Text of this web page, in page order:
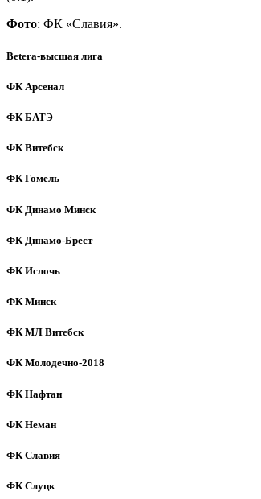
Фото: ФК «Славия».
Betera-высшая лига
ФК Арсенал
ФК БАТЭ
ФК Витебск
ФК Гомель
ФК Динамо Минск
ФК Динамо-Брест
ФК Ислочь
ФК Минск
ФК МЛ Витебск
ФК Молодечно-2018
ФК Нафтан
ФК Неман
ФК Славия
ФК Слуцк